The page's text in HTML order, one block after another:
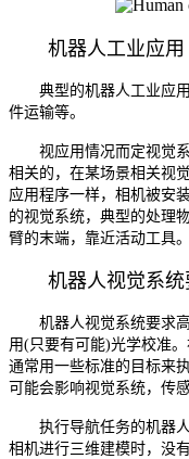
机器人工业应用
典型的机器人工业应用
件运输等。
视应用情况而定视觉系
相关的，在某场景相关视
应用程序一样，相机被安
的视觉系统，典型的处理
臂的末端，靠近活动工具。
机器人视觉系统
机器人视觉系统要求高
用(只要有可能)光学校准
通常用一些标准的目标来
可能会影响视觉系统，传
执行导航任务的机器人
相机进行三维建模时，没